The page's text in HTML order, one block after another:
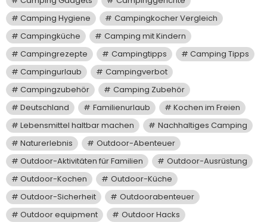
Camping Hygiene
Campingkocher Vergleich
Campingküche
Camping mit Kindern
Campingrezepte
Campingtipps
Camping Tipps
Campingurlaub
Campingverbot
Campingzubehör
Camping Zubehör
Deutschland
Familienurlaub
Kochen im Freien
Lebensmittel haltbar machen
Nachhaltiges Camping
Naturerlebnis
Outdoor-Abenteuer
Outdoor-Aktivitäten für Familien
Outdoor-Ausrüstung
Outdoor-Kochen
Outdoor-Küche
Outdoor-Sicherheit
Outdoorabenteuer
Outdoor equipment
Outdoor Hacks